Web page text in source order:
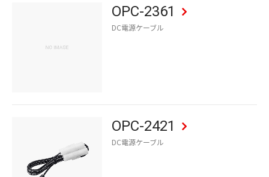
OPC-2361
DC電源ケーブル
OPC-2421
DC電源ケーブル